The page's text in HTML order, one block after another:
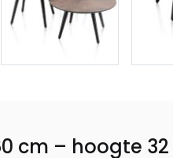
cm – hoogte